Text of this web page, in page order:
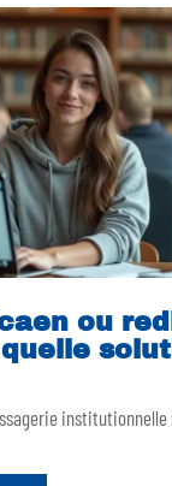
ou